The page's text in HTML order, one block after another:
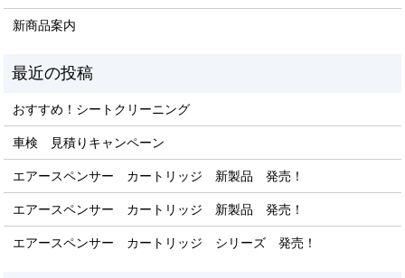
新商品案内
おすすめ！シートクリーニング
車検 見積りキャンペーン
エアースペンサー カートリッジ 新製品 発売！
エアースペンサー カートリッジ 新製品 発売！
エアースペンサー カートリッジ シリーズ 発売！